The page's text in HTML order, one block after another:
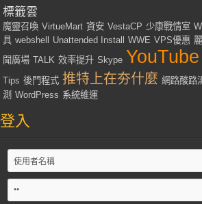
標籤雲
魔靈召喚 VirtueMart 資安 VestaCP 少康戰情室
具 webshell Unattended Install WWE VPS優惠
聞廣場 TALK 效率提升 Skype YouTube
Tips 後門程式 推特上在夯什麼 網路酸路
測 WordPress 系統維運
登入